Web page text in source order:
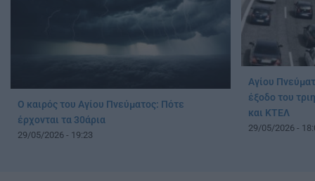
Ο καιρός του Αγίου Πνεύματος: Πότε
έρχονται τα 30άρια
29/05/2026 - 19:23
Αγίου
έξοδο του
και ΚΤΕΛ
29/05/2026 -